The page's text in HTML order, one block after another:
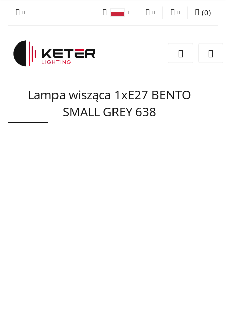
English
Zarejestruj się
(0)
Lampa wisząca 1xE27 BENTO
SMALL GREY 638